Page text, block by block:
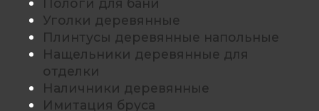
Пологи для бани
Уголки деревянные
Плинтусы деревянные напольные
Нащельники деревянные для
отделки
Наличники деревянные
Имитация бруса